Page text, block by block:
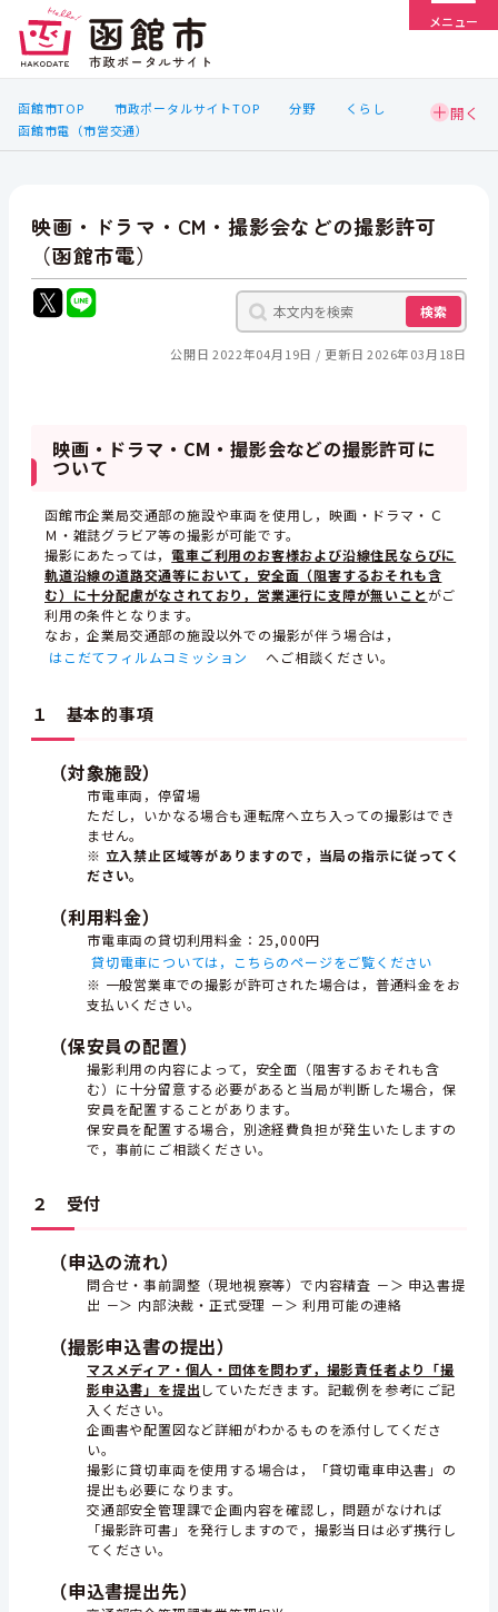
メニュー
函館市TOP 市政ポータルサイトTOP 分野
くらし
函館市電（市営交通）
映画・ドラマ・CM・撮影会などの撮影許可
（函館市電）
検索
公開日 2022年04月19日 更新日 2026年03月18日
映画・ドラマ・CM・撮影会などの撮影許可に
ついて
函館市企業局交通部の施設や車両を使用し，映画・ドラマ・Ｃ
Ｍ・雑誌グラビア等の撮影が可能です。
撮影にあたっては，電車ご利用のお客様および沿線住民ならびに
軌道沿線の道路交通等において，安全面（阻害するおそれも含
む）に十分配慮がなされており，営業運行に支障が無いことがご
利用の条件となります。
なお，企業局交通部の施設以外での撮影が伴う場合は，
はこだてフィルムコミッション
へご相談ください。
１ 基本的事項
（対象施設）
市電車両，停留場
ただし，いかなる場合も運転席へ立ち入っての撮影はでき
ません。
※ 立入禁止区域等がありますので，当局の指示に従ってく
ださい。
（利用料金）
市電車両の貸切利用料金：25,000円
貸切電車については，こちらのページをご覧ください
※ 一般営業車での撮影が許可された場合は，普通料金をお
支払いください。
（保安員の配置）
撮影利用の内容によって，安全面（阻害するおそれも含
む）に十分留意する必要があると当局が判断した場合，保
安員を配置することがあります。
保安員を配置する場合，別途経費負担が発生いたしますの
で，事前にご相談ください。
２ 受付
（申込の流れ）
問合せ・事前調整（現地視察等）で内容精査 －＞ 申込書提
出 －＞ 内部決裁・正式受理 －＞ 利用可能の連絡
（撮影申込書の提出）
マスメディア・個人・団体を問わず，撮影責任者より「撮
影申込書」を提出 していただきます。記載例を参考にご記
入ください。
企画書や配置図など詳細がわかるものを添付してくださ
い。
撮影に貸切車両を使用する場合は，「貸切電車申込書」の
提出も必要になります。
交通部安全管理課で企画内容を確認し，問題がなければ
「撮影許可書」を発行しますので，撮影当日は必ず携行し
てください。
（申込書提出先）